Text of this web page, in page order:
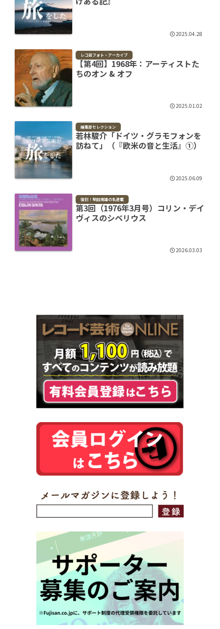
2025.04.28
レコ芸フォト・アーカイブ
【第4回】1968年：アーティストた
ちのオン & オフ
2025.01.02
編集部セレクション
若林駿介「ドイツ・グラモフォンを
訪ねて」（『欧米の音と生活』①）
2025.06.09
復刻！柴田南雄の名連載
第3回（1976年3月号）コリン・デイ
ヴィスのシベリウス
2026.03.03